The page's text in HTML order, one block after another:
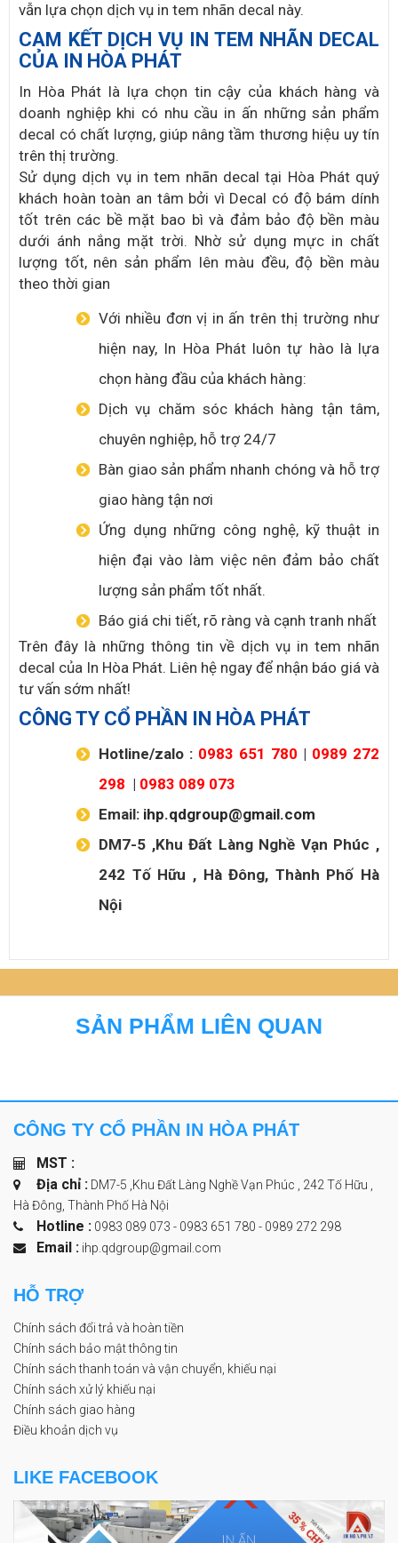
vẫn lựa chọn dịch vụ in tem nhãn decal này.
CAM KẾT DỊCH VỤ IN TEM NHÃN DECAL
CỦA IN HÒA PHÁT
In Hòa Phát là lựa chọn tin cậy của khách hàng và
doanh nghiệp khi có nhu cầu in ấn những sản phẩm
decal có chất lượng, giúp nâng tầm thương hiệu uy tín
trên thị trường.
Sử dụng dịch vụ in tem nhãn decal tại Hòa Phát quý
khách hoàn toàn an tâm bởi vì Decal có độ bám dính
tốt trên các bề mặt bao bì và đảm bảo độ bền màu
dưới ánh nắng mặt trời. Nhờ sử dụng mực in chất
lượng tốt, nên sản phẩm lên màu đều, độ bền màu
theo thời gian
Với nhiều đơn vị in ấn trên thị trường như
hiện nay, In Hòa Phát luôn tự hào là lựa
chọn hàng đầu của khách hàng:
Dịch vụ chăm sóc khách hàng tận tâm,
chuyên nghiệp, hỗ trợ 24/7
Bàn giao sản phẩm nhanh chóng và hỗ trợ
giao hàng tận nơi
Ứng dụng những công nghệ, kỹ thuật in
hiện đại vào làm việc nên đảm bảo chất
lượng sản phẩm tốt nhất.
Báo giá chi tiết, rõ ràng và cạnh tranh nhất
Trên đây là những thông tin về dịch vụ in tem nhãn
decal của In Hòa Phát. Liên hệ ngay để nhận báo giá và
tư vấn sớm nhất!
CÔNG TY CỔ PHẦN IN HÒA PHÁT
Hotline/zalo : 0983 651 780 | 0989 272
298 | 0983 089 073
Email: ihp.qdgroup@gmail.com
DM7-5 ,Khu Đất Làng Nghề Vạn Phúc ,
242 Tố Hữu , Hà Đông, Thành Phố Hà
Nội
SẢN PHẨM LIÊN QUAN
CÔNG TY CỔ PHẦN IN HÒA PHÁT
MST :
Địa chỉ :DM7-5 ,Khu Đất Làng Nghề Vạn Phúc , 242 Tố Hữu ,
Hà Đông, Thành Phố Hà Nội
Hotline : 0983 089 073 - 0983 651 780 - 0989 272 298
Email : ihp.qdgroup@gmail.com
HỖ TRỢ
Chính sách đổi trả và hoàn tiền
Chính sách bảo mật thông tin
Chính sách thanh toán và vận chuyển, khiếu nại
Chính sách xử lý khiếu nại
Chính sách giao hàng
Điều khoản dịch vụ
LIKE FACEBOOK